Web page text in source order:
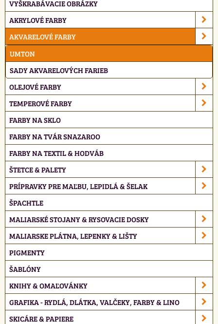
VYŠKRABÁVACIE OBRÁZKY
AKRYLOVÉ FARBY
AKVARELOVÉ FARBY
UMTON
SADY AKVARELOVÝCH FARIEB
OLEJOVÉ FARBY
TEMPEROVÉ FARBY
FARBY NA SKLO
FARBY NA TVÁR SNAZAROO
FARBY NA TEXTIL & HODVÁB
ŠTETCE & PALETY
PRÍPRAVKY PRE MAĽBU, LEPIDLÁ & ŠELAK
ŠPACHTLE
MALIARSKÉ STOJANY & RYSOVACIE DOSKY
MALIARSKE PLÁTNA, LEPENKY & LIŠTY
PIGMENTY
ŠABLÓNY
KNIHY & OMAĽOVÁNKY
GRAFIKA - RYDLÁ, DLÁTKA, VALČEKY, FARBY & LINO
SKICÁRE & PAPIERE